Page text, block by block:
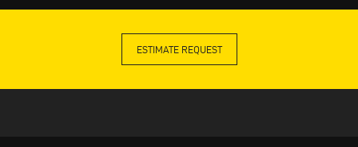
ESTIMATE REQUEST